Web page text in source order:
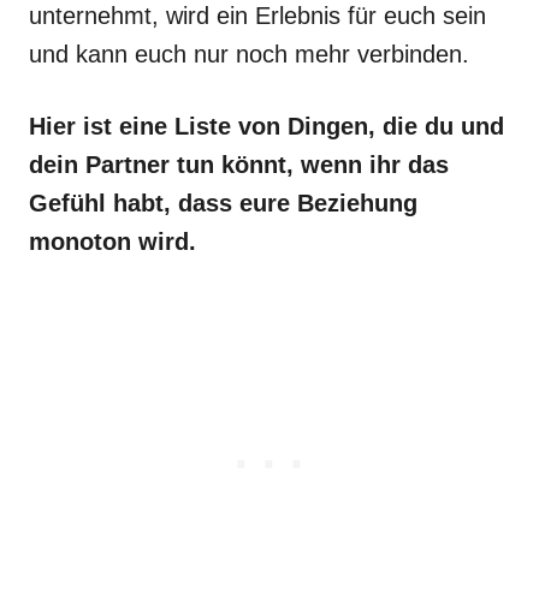
unternehmt, wird ein Erlebnis für euch sein
und kann euch nur noch mehr verbinden.
Hier ist eine Liste von Dingen, die du und
dein Partner tun könnt, wenn ihr das
Gefühl habt, dass eure Beziehung
monoton wird.